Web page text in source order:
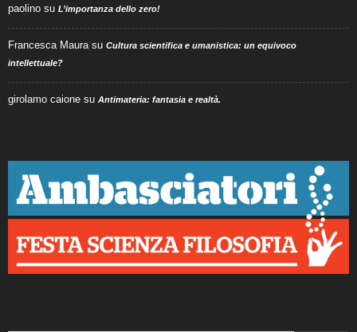
paolino su L’importanza dello zero!
Francesca Maura su Cultura scientifica e umanistica: un equivoco
intellettuale?
girolamo caione su Antimateria: fantasia e realtà.